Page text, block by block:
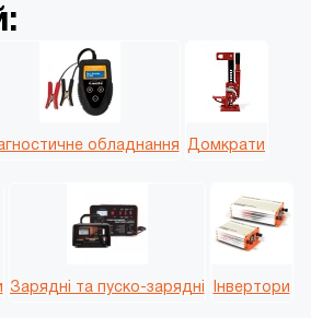
обладнання Домкрати
Зарядні та пуско-зарядні Інвертори